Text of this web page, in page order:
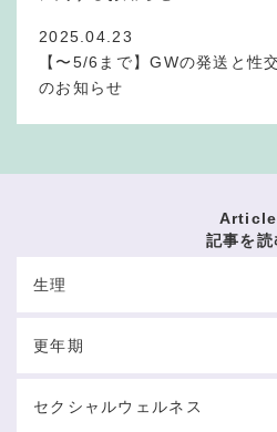
2025.04.23
【〜5/6まで】GWの発送と性
のお知らせ
Article
記事を読
生理
更年期
セクシャルウェルネス